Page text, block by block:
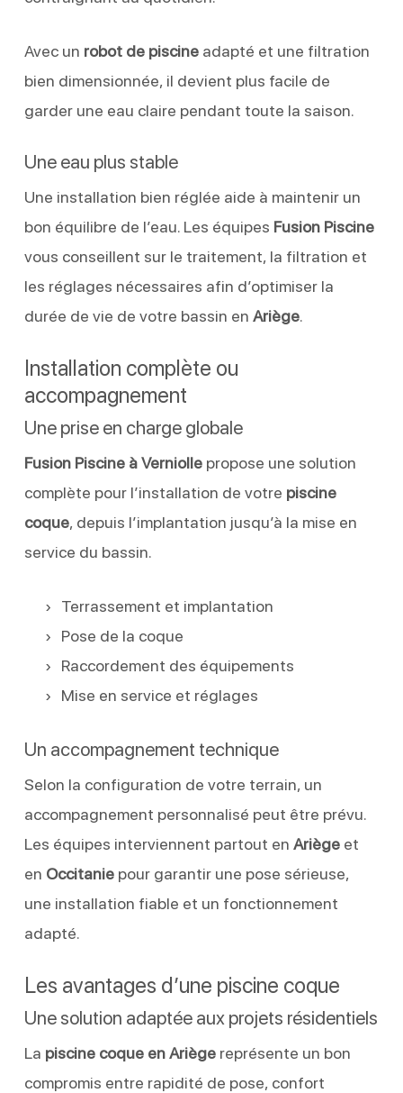
Avec un robot de piscineadapté et une filtration
bien dimensionnée, il devient plus facile de
garder une eau claire pendant toute la saison.
Une eau plus stable
Une installation bien réglée aide à maintenir un
bon équilibre de l’eau. Les équipes Fusion Piscine
vous conseillent sur le traitement, la filtration et
les réglages nécessaires afin d’optimiser la
durée de vie de votre bassin en Ariège.
Installation complète ou
accompagnement
Une prise en charge globale
Fusion Piscine à Verniollepropose une solution
complète pour l’installation de votre piscine
coque, depuis l’implantation jusqu’à la mise en
service du bassin.
Terrassement et implantation
Pose de la coque
Raccordement des équipements
Mise en service et réglages
Un accompagnement technique
Selon la configuration de votre terrain, un
accompagnement personnalisé peut être prévu.
Les équipes interviennent partout en Ariègeet
en Occitaniepour garantir une pose sérieuse,
une installation fiable et un fonctionnement
adapté.
Les avantages d’une piscine coque
Une solution adaptée aux projets résidentiels
La piscine coque en Ariègereprésente un bon
compromis entre rapidité de pose, confort